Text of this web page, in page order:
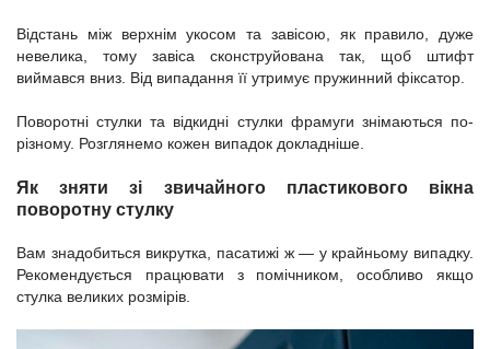
Відстань між верхнім укосом та завісою, як правило, дуже
невелика, тому завіса сконструйована так, щоб штифт
виймався вниз. Від випадання її утримує пружинний фіксатор.
Поворотні стулки та відкидні стулки фрамуги знімаються по-
різному. Розглянемо кожен випадок докладніше.
Як зняти зі звичайного пластикового вікна
поворотну стулку
Вам знадобиться викрутка, пасатижі ж — у крайньому випадку.
Рекомендується працювати з помічником, особливо якщо
стулка великих розмірів.